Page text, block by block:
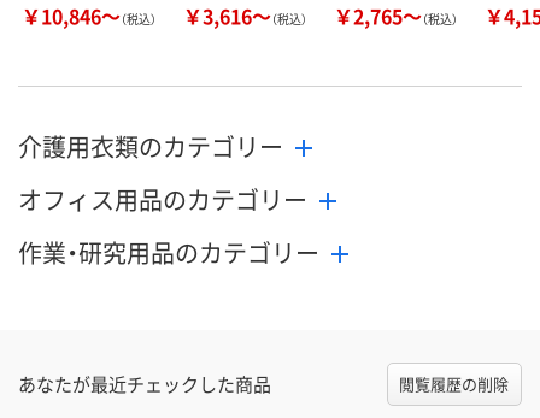
￥10,846～（税込） ￥3,616～（税込） ￥2,765～（税込） ￥
介護用衣類のカテゴリー
オフィス用品のカテゴリー
作業・研究用品のカテゴリー
あなたが最近チェックした商品 閲覧履歴の削除